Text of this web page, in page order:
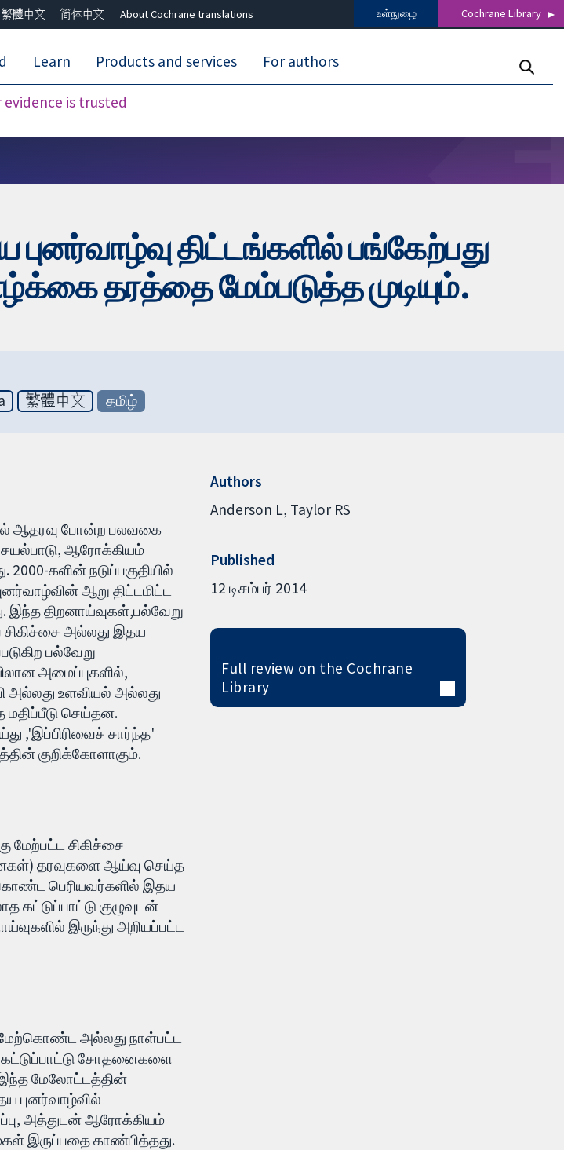
繁體中文 简体中文 About Cochrane translations உள்நுழை Cochrane Library
evidence is trusted
Learn Products and services For authors
திட்டங்களில் பங்கேற்பது
தரத்தை மேம்படுத்த முடியும்.
繁體中文 தமிழ்
ஆதரவு போன்ற பலவகை
ஆரோக்கியம்
களின் நடுப்பகுதியில்
ஆறு திட்டமிட்ட
இந்த திறனாய்வுகள்,பல்வேறு
அல்லது இதய
பல்வேறு
அமைப்புகளில்,
அல்லது உளவியல் அல்லது
செய்தன.
,'இப்பிரிவைச் சார்ந்த'
குறிக்கோளாகும்.
மேற்பட்ட சிகிச்சை
தரவுகளை ஆய்வு செய்த
பெரியவர்களில் இதய
கட்டுப்பாட்டு குழுவுடன்
இருந்து அறியப்பட்ட
அல்லது நாள்பட்ட
கட்டுப்பாட்டு சோதனைகளை
இந்த மேலோட்டத்தின்
புனர்வாழ்வில்
அத்துடன் ஆரோக்கியம்
இருப்பதை காண்பித்தது.
Authors
Anderson L Taylor RS
Published
12 டிசம்பர் 2014
Full review on the Cochrane
Library